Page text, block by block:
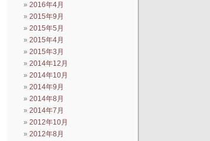
2016年4月
2015年9月
2015年5月
2015年4月
2015年3月
2014年12月
2014年10月
2014年9月
2014年8月
2014年7月
2012年10月
2012年8月